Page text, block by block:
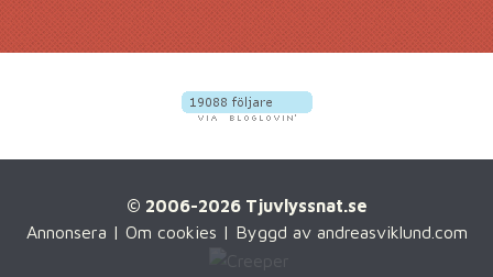
© 2006-2026 Tjuvlyssnat.se
Annonsera | Om cookies | Byggd av andreasviklund.com